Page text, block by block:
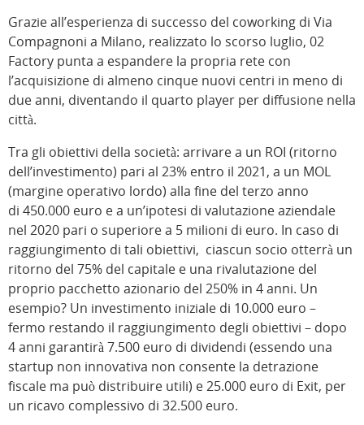
Grazie all’esperienza di successo del coworking di Via
Compagnoni a Milano, realizzato lo scorso luglio, 02
Factory punta a espandere la propria rete con
l’acquisizione di almeno cinque nuovi centri in meno di
due anni, diventando il quarto player per diffusione nella
città.
Tra gli obiettivi della società: arrivare a un ROI (ritorno
dell’investimento) pari al 23% entro il 2021, a un MOL
(margine operativo lordo) alla fine del terzo anno
di 450.000 euro e a un’ipotesi di valutazione aziendale
nel 2020 pari o superiore a 5 milioni di euro. In caso di
raggiungimento di tali obiettivi, ciascun socio otterrà un
ritorno del 75% del capitale e una rivalutazione del
proprio pacchetto azionario del 250% in 4 anni. Un
esempio? Un investimento iniziale di 10.000 euro –
fermo restando il raggiungimento degli obiettivi – dopo
4 anni garantirà 7.500 euro di dividendi (essendo una
startup non innovativa non consente la detrazione
fiscale ma può distribuire utili) e 25.000 euro di Exit, per
un ricavo complessivo di 32.500 euro.